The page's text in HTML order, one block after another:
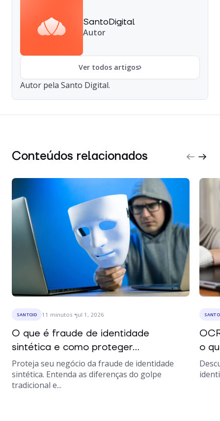
SantoDigital
Autor
Ver todos artigos
Autor pela Santo Digital.
Conteúdos relacionados
SANTOID 11 minutos jul 1, 2026
O que é fraude de identidade
sintética e como proteger...
Proteja seu negócio da fraude de identidade
sintética. Entenda as diferenças do golpe
tradicional e...
o